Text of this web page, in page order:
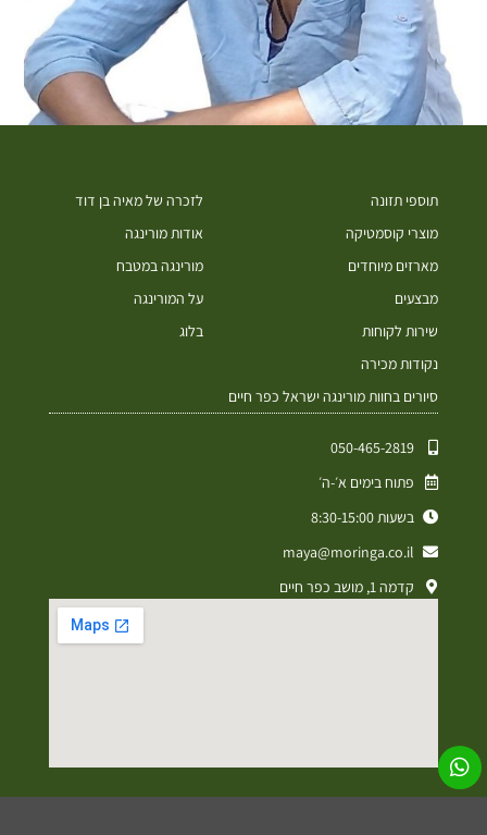
תוספי תזונה
מוצרי קוסמטיקה
מארזים מיוחדים
מבצעים
שירות לקוחות
נקודות מכירה
סיורים בחוות מורינגה ישראל כפר חיים
לזכרה של מאיה בן דוד
אודות מורינגה
מורינגה במטבח
על המורינגה
בלוג
050-465-2819⁩
פתוח בימים א׳-ה׳
בשעות 8:30-15:00
maya@moringa.co.il
קדמה 1, מושב כפר חיים